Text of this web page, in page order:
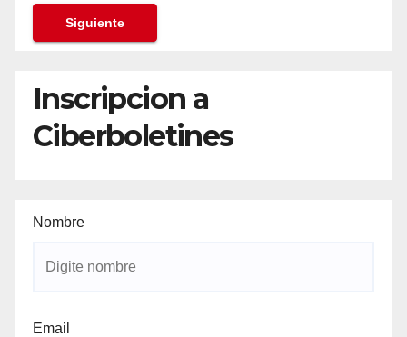
Siguiente
Inscripcion a
Ciberboletines
Nombre
Email